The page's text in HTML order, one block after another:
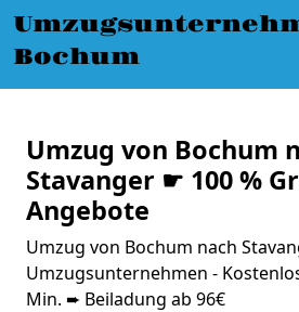
Bochum
Umzug von Bochum
Stavanger ☛ 100 %
Angebote
Umzug von Bochum nach
Umzugsunternehmen -
Min. ➨ Beiladung ab 96€